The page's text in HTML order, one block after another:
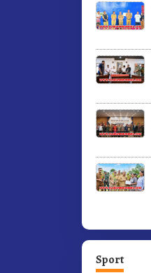
Sport